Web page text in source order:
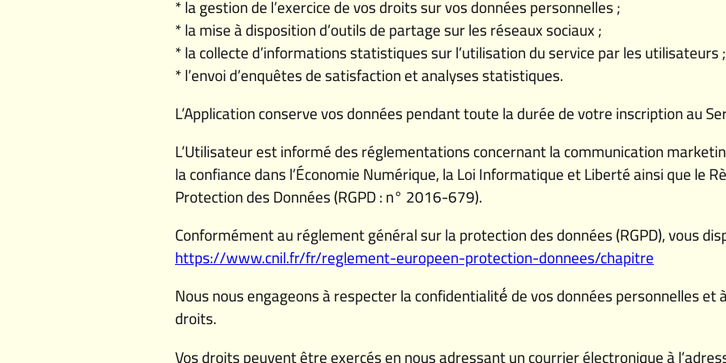
* la gestion de l’exercice de vos droits sur vos données personnelles ;
* la mise à disposition d’outils de partage sur les réseaux sociaux ;
* la collecte d’informations statistiques sur l’utilisation du service par les utilisateurs ;
* l’envoi d’enquêtes de satisfaction et analyses statistiques.
L’Application conserve vos données pendant toute la durée de votre inscription au
L’Utilisateur est informé des réglementations concernant la communication
la confiance dans l’Économie Numérique, la Loi Informatique et Liberté ainsi que le
Protection des Données (RGPD : n° 2016-679).
Conformément au réglement général sur la protection des données (RGPD), vous
https://www.cnil.fr/fr/reglement-europeen-protection-donnees/chapitre
Nous nous engageons à respecter la confidentialité́ de vos données personnelles et
droits.
Vos droits peuvent être exercés en nous adressant un courrier électronique à